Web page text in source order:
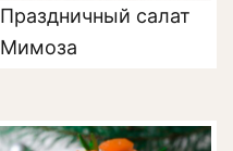
Праздничный салат
Мимоза